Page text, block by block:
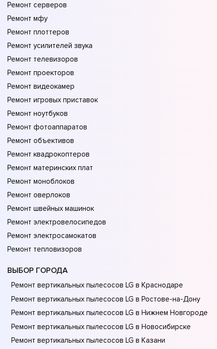
Ремонт серверов
Ремонт мфу
Ремонт плоттеров
Ремонт усилителей звука
Ремонт телевизоров
Ремонт проекторов
Ремонт видеокамер
Ремонт игровых приставок
Ремонт ноутбуков
Ремонт фотоаппаратов
Ремонт объективов
Ремонт квадрокоптеров
Ремонт материнских плат
Ремонт моноблоков
Ремонт оверлоков
Ремонт швейных машинок
Ремонт электровелосипедов
Ремонт электросамокатов
Ремонт тепловизоров
ВЫБОР ГОРОДА
Ремонт вертикальных пылесосов LG в Краснодаре
Ремонт вертикальных пылесосов LG в Ростове-на-Донy
Ремонт вертикальных пылесосов LG в Нижнем Новгороде
Ремонт вертикальных пылесосов LG в Новосибирске
Ремонт вертикальных пылесосов LG в Казани